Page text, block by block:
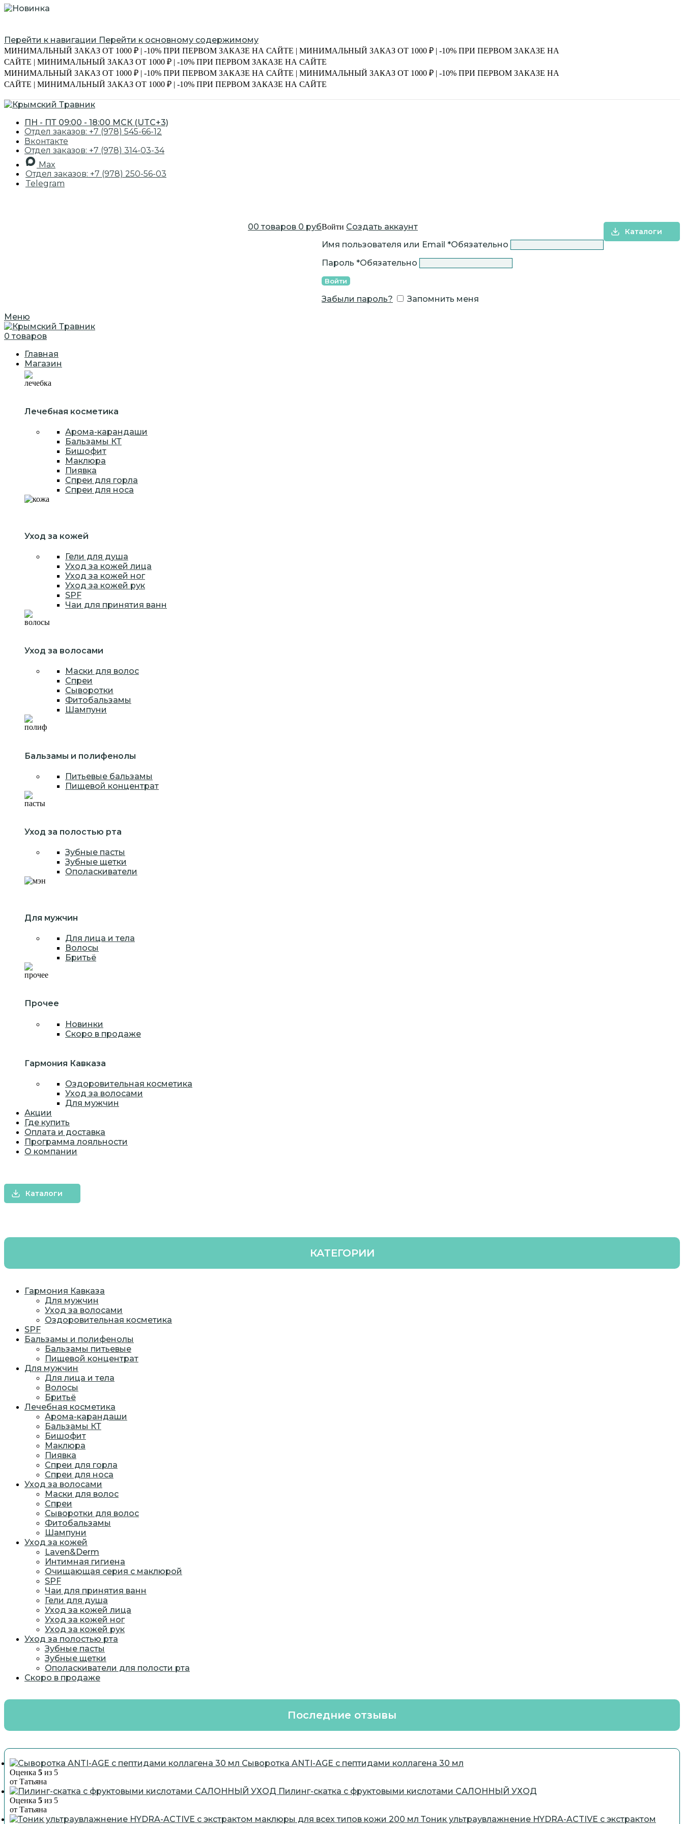
Перейти к навигации Перейти к основному содержимому
МИНИМАЛЬНЫЙ ЗАКАЗ ОТ 1000 ₽ | -10% ПРИ ПЕРВОМ ЗАКАЗЕ НА САЙТЕ | МИНИМАЛЬНЫЙ ЗАКАЗ ОТ 1000 ₽ | -10% ПРИ ПЕРВОМ ЗАКАЗЕ НА
САЙТЕ | МИНИМАЛЬНЫЙ ЗАКАЗ ОТ 1000 ₽ | -10% ПРИ ПЕРВОМ ЗАКАЗЕ НА САЙТЕ
МИНИМАЛЬНЫЙ ЗАКАЗ ОТ 1000 ₽ | -10% ПРИ ПЕРВОМ ЗАКАЗЕ НА САЙТЕ | МИНИМАЛЬНЫЙ ЗАКАЗ ОТ 1000 ₽ | -10% ПРИ ПЕРВОМ ЗАКАЗЕ НА
САЙТЕ | МИНИМАЛЬНЫЙ ЗАКАЗ ОТ 1000 ₽ | -10% ПРИ ПЕРВОМ ЗАКАЗЕ НА САЙТЕ
ПН - ПТ 09:00 - 18:00 МСК (UTC+3)
Отдел заказов: +7 (978) 545-66-12
Вконтакте
Отдел заказов: +7 (978) 314-03-34
Max
Отдел заказов: +7 (978) 250-56-03
Telegram
00 товаров 0 рубВойти Создать аккаунт
Имя пользователя или Email *Обязательно
Пароль *Обязательно
Войти
Забыли пароль? Запомнить меня
Каталоги
Меню
0 товаров
Главная
Магазин
Лечебная косметика
Арома-карандаши
Бальзамы КТ
Бишофит
Маклюра
Пиявка
Спреи для горла
Спреи для носа
Уход за кожей
Гели для душа
Уход за кожей лица
Уход за кожей ног
Уход за кожей рук
SPF
Чаи для принятия ванн
Уход за волосами
Маски для волос
Спреи
Сыворотки
Фитобальзамы
Шампуни
Бальзамы и полифенолы
Питьевые бальзамы
Пищевой концентрат
Уход за полостью рта
Зубные пасты
Зубные щетки
Ополаскиватели
Для мужчин
Для лица и тела
Волосы
Бритьё
Прочее
Новинки
Скоро в продаже
Гармония Кавказа
Оздоровительная косметика
Уход за волосами
Для мужчин
Акции
Где купить
Оплата и доставка
Программа лояльности
О компании
Каталоги
КАТЕГОРИИ
Гармония Кавказа
Для мужчин
Уход за волосами
Оздоровительная косметика
SPF
Бальзамы и полифенолы
Бальзамы питьевые
Пищевой концентрат
Для мужчин
Для лица и тела
Волосы
Бритьё
Лечебная косметика
Арома-карандаши
Бальзамы КТ
Бишофит
Маклюра
Пиявка
Спреи для горла
Спреи для носа
Уход за волосами
Маски для волос
Спреи
Сыворотки для волос
Фитобальзамы
Шампуни
Уход за кожей
Laven&Derm
Интимная гигиена
Очищающая серия с маклюрой
SPF
Чаи для принятия ванн
Гели для душа
Уход за кожей лица
Уход за кожей ног
Уход за кожей рук
Уход за полостью рта
Зубные пасты
Зубные щетки
Ополаскиватели для полости рта
Скоро в продаже
Последние отзывы
Сыворотка ANTI-AGE с пептидами коллагена 30 мл
Оценка 5 из 5
от Татьяна
Пилинг-скатка с фруктовыми кислотами САЛОННЫЙ УХОД
Оценка 5 из 5
от Татьяна
Тоник ультраувлажнение HYDRA-ACTIVE с экстрактом